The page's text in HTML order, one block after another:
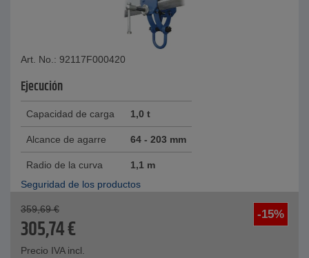
Art. No.: 92117F000420
Ejecución
Capacidad de carga 1,0 t
Alcance de agarre 64 - 203 mm
Radio de la curva
1,1 m
Seguridad de los productos
-15%
359,69 €
305,74€
Precio IVA incl.